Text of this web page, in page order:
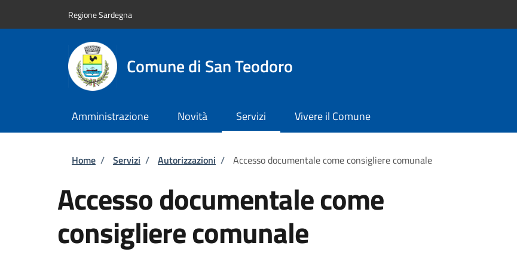
Regione Sardegna
Comune di San Teodoro
Amministrazione Novità Servizi Vivere il Comune
Briciole di pane
Home / Servizi / Autorizzazioni / Accesso documentale come consigliere comunale
Accesso documentale come
consigliere comunale